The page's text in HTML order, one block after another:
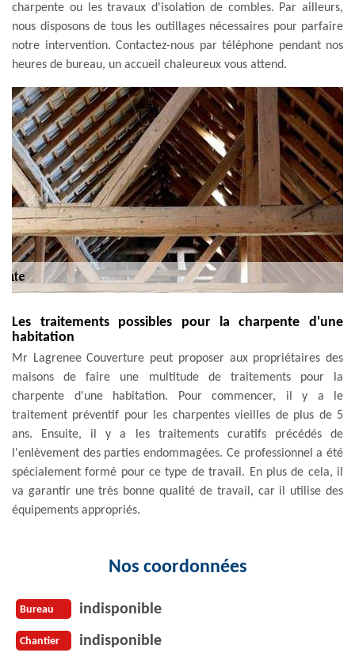
charpente ou les travaux d'isolation de combles. Par ailleurs,
nous disposons de tous les outillages nécessaires pour parfaire
notre intervention. Contactez-nous par téléphone pendant nos
heures de bureau, un accueil chaleureux vous attend.
Les traitements possibles pour la charpente d'une
habitation
Mr Lagrenee Couverture peut proposer aux propriétaires des
maisons de faire une multitude de traitements pour la
charpente d'une habitation. Pour commencer, il y a le
traitement préventif pour les charpentes vieilles de plus de 5
ans. Ensuite, il y a les traitements curatifs précédés de
l'enlèvement des parties endommagées. Ce professionnel a été
spécialement formé pour ce type de travail. En plus de cela, il
va garantir une très bonne qualité de travail, car il utilise des
équipements appropriés.
Nos coordonnées
Bureau indisponible
Chantier indisponible